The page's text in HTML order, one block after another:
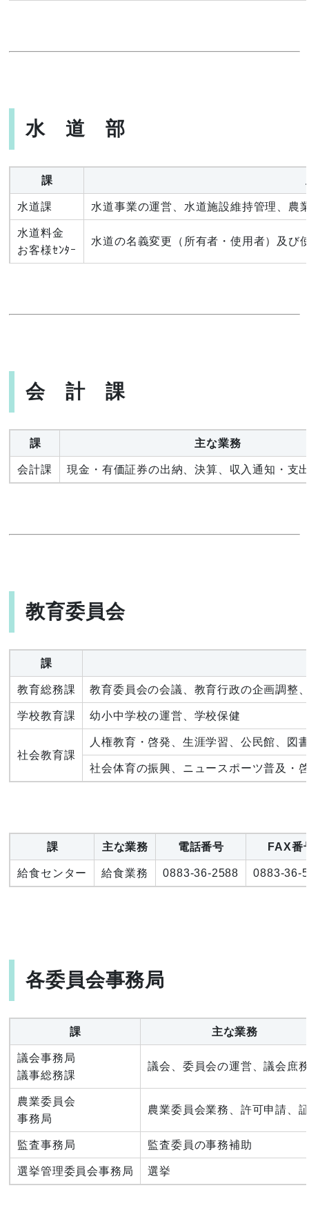
水 道 部
課
水道課 水道事業の運営、水道施設維持管理、農
水道料金
お客様ｾﾝﾀｰ
水道の名義変更（所有者・使用者）及び
会 計 課
課 主な業務
会計課 現金・有価証券の出納、決算、収入通知・支
教育委員会
課
教育総務課 教育委員会の会議、教育行政の企画調整
学校教育課 幼小中学校の運営、学校保健
社会教育課
人権教育・啓発、生涯学習、公民館、図
社会体育の振興、ニュースポーツ普及・
課 主な業務 電話番号 FAX番
給食センター 給食業務 0883-36-2588 0883-36-
各委員会事務局
課 主な業務
議会事務局
議事総務課
議会、委員会の運営、議会庶
農業委員会
事務局
農業委員会業務、許可申請、
監査事務局 監査委員の事務補助
選挙管理委員会事務局 選挙